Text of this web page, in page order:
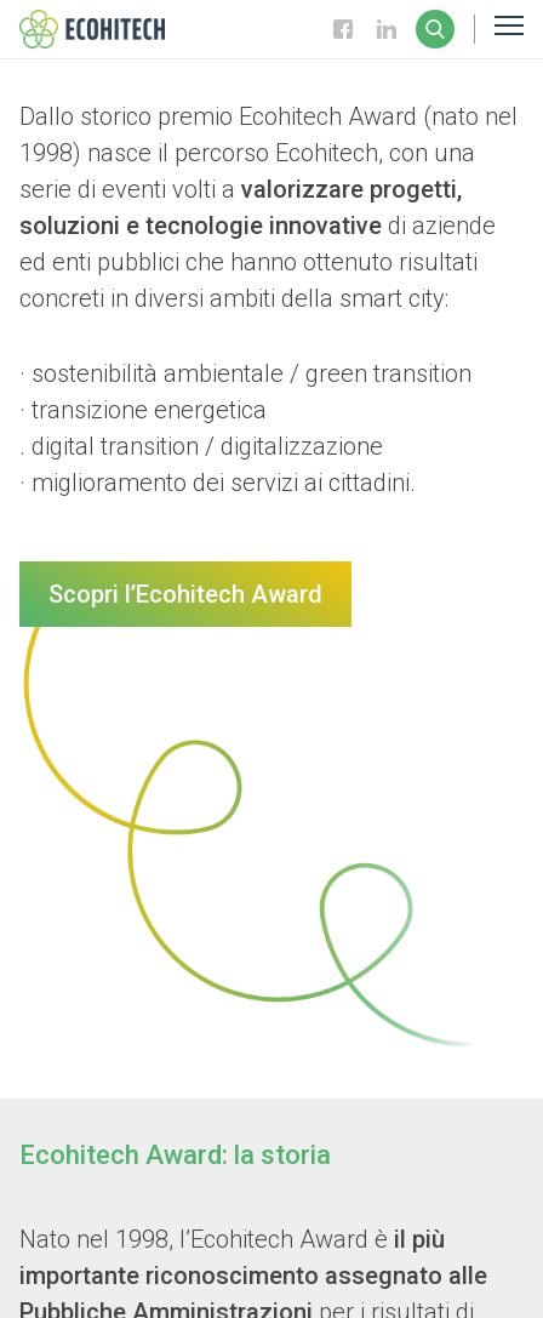
Ecohitech
Dallo storico premio Ecohitech Award (nato nel
1998) nasce il percorso Ecohitech, con una
serie di eventi volti a valorizzare progetti,
soluzioni e tecnologie innovative di aziende
ed enti pubblici che hanno ottenuto risultati
concreti in diversi ambiti della smart city:
· sostenibilità ambientale / green transition
· transizione energetica
. digital transition / digitalizzazione
· miglioramento dei servizi ai cittadini.
Scopri l’Ecohitech Award
Ecohitech Award: la storia
Nato nel 1998, l’Ecohitech Award è il più
importante riconoscimento assegnato alle
Pubbliche Amministrazioni per i risultati di